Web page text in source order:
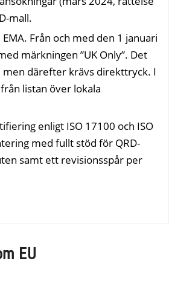
mall.
Från och med den 1 januari
märkningen ”UK Only”. Det
därefter krävs direkttryck. I
listan över lokala
enligt ISO 17100 och ISO
med fullt stöd för QRD-
samt ett revisionsspår per
EU